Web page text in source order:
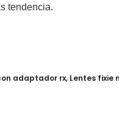
tendencia.
adaptador rx, Lentes fixie